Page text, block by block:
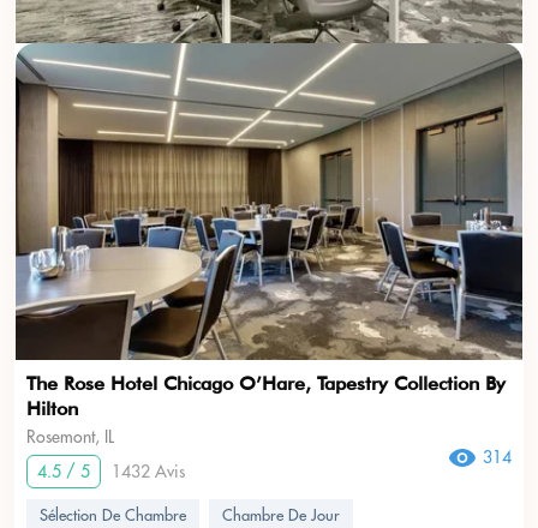
The Rose Hotel Chicago O’Hare, Tapestry Collection By
Hilton
Rosemont, IL
4.5 / 5
1432 Avis
314
Sélection De Chambre Chambre De Jour